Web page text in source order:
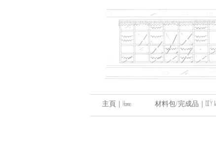
主頁｜Home 材料包/完成品｜DIY kit /